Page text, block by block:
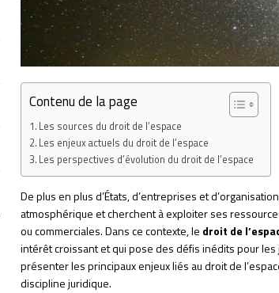
Contenu de la page
Les sources du droit de l’espace
Les enjeux actuels du droit de l’espace
Les perspectives d’évolution du droit de l’espace
De plus en plus d’États, d’entreprises et
atmosphérique et cherchent à exploiter ses
ou commerciales. Dans ce contexte, le droit de
intérêt croissant et qui pose des défis inédits pour
présenter les principaux enjeux liés au droit de
discipline juridique.